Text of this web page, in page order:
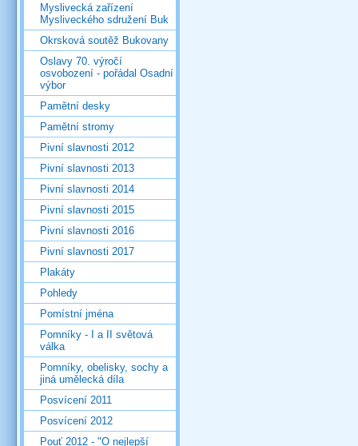
Myslivecká zařízení
Mysliveckého sdružení Buk
Okrsková soutěž Bukovany
Oslavy 70. výročí
osvobození - pořádal Osadní
výbor
Pamětní desky
Pamětní stromy
Pivní slavnosti 2012
Pivní slavnosti 2013
Pivní slavnosti 2014
Pivní slavnosti 2015
Pivní slavnosti 2016
Pivní slavnosti 2017
Plakáty
Pohledy
Pomístní jména
Pomníky - I a II světová
válka
Pomníky, obelisky, sochy a
jiná umělecká díla
Posvícení 2011
Posvícení 2012
Pouť 2012 - "O nejlepší